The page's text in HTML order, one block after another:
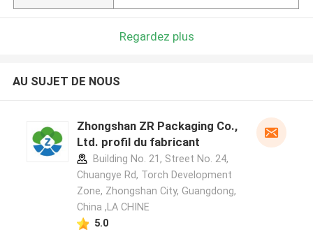
Regardez plus
AU SUJET DE NOUS
Zhongshan ZR Packaging Co.,
Ltd. profil du fabricant
Building No. 21, Street No. 24,
Chuangye Rd, Torch Development
Zone, Zhongshan City, Guangdong,
China ,LA CHINE
5.0